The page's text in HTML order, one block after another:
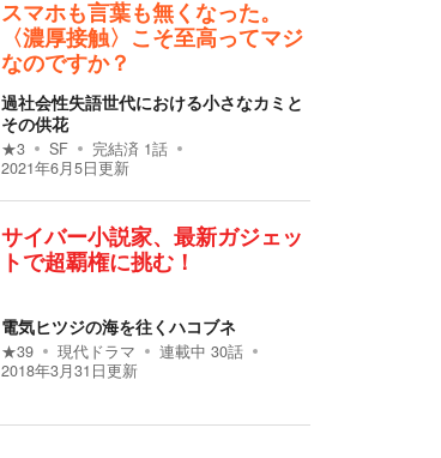
スマホも言葉も無くなった。
〈濃厚接触〉こそ至高ってマジ
なのですか？
過社会性失語世代における小さなカミと
その供花
★3 SF 完結済 1話
2021年6月5日更新
サイバー小説家、最新ガジェッ
トで超覇権に挑む！
電気ヒツジの海を往くハコブネ
★39 現代ドラマ 連載中 30話
2018年3月31日更新